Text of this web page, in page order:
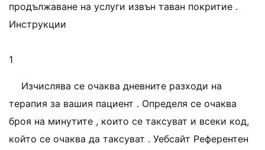
продължаване на услуги извън таван покритие .
Инструкции
1
Изчислява се очаква дневните разходи на
терапия за вашия пациент . Определя се очаква
броя на минутите , които се таксуват и всеки код,
който се очаква да таксуват . Уебсайт Референтен